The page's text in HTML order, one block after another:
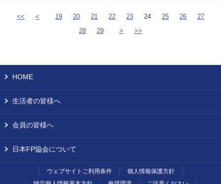
<< < 19 20 21 22 23 24 25 26
27
28
29 > >>
HOME
生活者の皆様へ
会員の皆様へ
日本FP協会について
ウェブサイトご利用条件
個人情報保護方針